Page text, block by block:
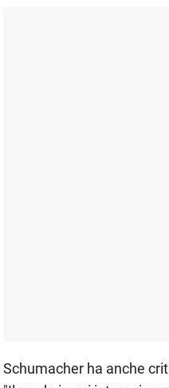
Schumacher ha anche